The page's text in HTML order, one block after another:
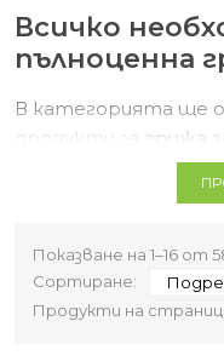
Всичко
пълноценна
В категорията ще
продукти за
грижа
различни
почистване и
разгледате
за тяло, щадящи
слънцезащитаи
Показване на 1–16 от
Сортиране:
Продукти на